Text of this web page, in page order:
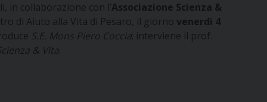
in collaborazione con l’Associazione Scienza &
di Aiuto alla Vita di Pesaro, il giorno venerdì 4
S.E. Mons Piero Coccia; interviene il prof.
& Vita.